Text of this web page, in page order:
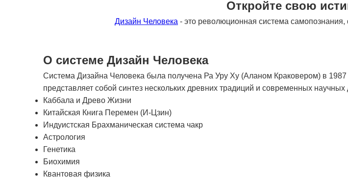
Откройте свою
Дизайн Человека - это революционная система
О системе Дизайн Человека
Система Дизайна Человека была получена Ра Уру Ху (Аланом Краковером) в
представляет собой синтез нескольких древних традиций и современных научных
Каббала и Древо Жизни
Китайская Книга Перемен (И-Цзин)
Индуистская Брахманическая система чакр
Астрология
Генетика
Биохимия
Квантовая физика